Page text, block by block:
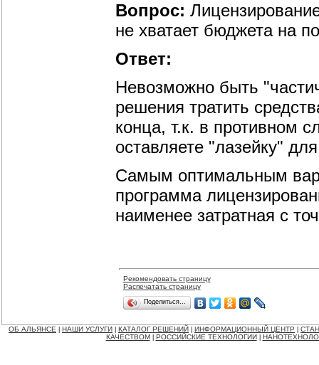
Вопрос:
не хватает бюджета на
Ответ:
Невозможно быть
решения тратить
конца, т.к. в противном
оставляете "лазейку"
Самым оптимальным
программа
наименее затратная с
Рекомендовать страницу
Распечатать страницу
Поделиться…
ОБ АЛЬЯНСЕ НАШИ УСЛУГИ КАТАЛОГ РЕШЕНИЙ ИНФОРМАЦИОННЫЙ ЦЕНТР
КАЧЕСТВОМ
РОССИЙСКИЕ ТЕХНОЛОГИИ